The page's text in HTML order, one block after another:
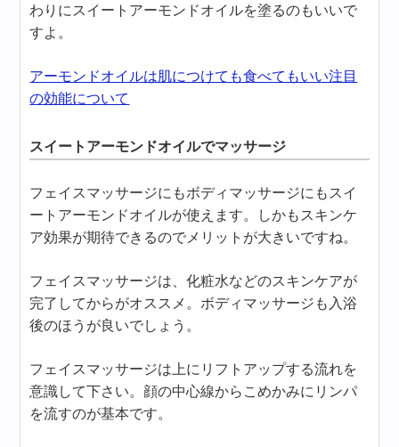
わりにスイートアーモンドオイルを塗るのもいいで
すよ。
アーモンドオイルは肌につけても食べてもいい注目
の効能について
スイートアーモンドオイルでマッサージ
フェイスマッサージにもボディマッサージにもスイ
ートアーモンドオイルが使えます。しかもスキンケ
ア効果が期待できるのでメリットが大きいですね。
フェイスマッサージは、化粧水などのスキンケアが
完了してからがオススメ。ボディマッサージも入浴
後のほうが良いでしょう。
フェイスマッサージは上にリフトアップする流れを
意識して下さい。顔の中心線からこめかみにリンパ
を流すのが基本です。